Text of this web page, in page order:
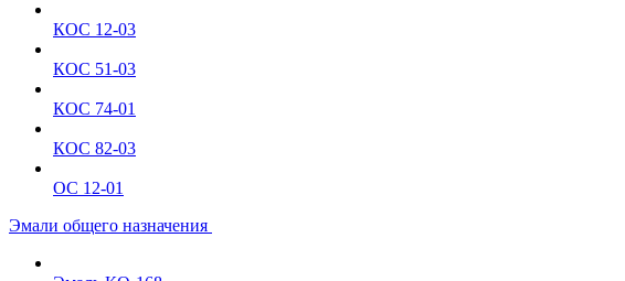
КОС 12-03
КОС 51-03
КОС 74-01
КОС 82-03
ОС 12-01
Эмали общего назначения